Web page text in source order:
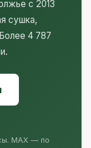
с 2013
сушка,
4 787
MAX — по